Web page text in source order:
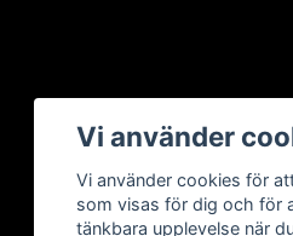
Vi använder
Vi använder cookies för
som visas för dig och för
tänkbara upplevelse när